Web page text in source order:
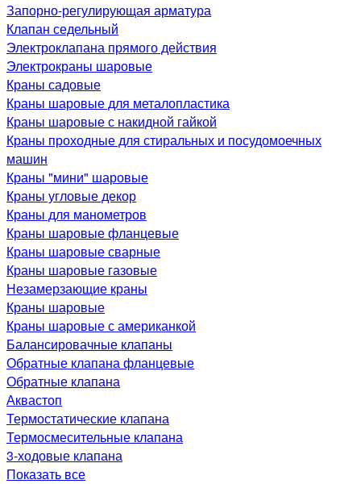
Запорно-регулирующая арматура
Клапан седельный
Электроклапана прямого действия
Электрокраны шаровые
Краны садовые
Краны шаровые для металопластика
Краны шаровые с накидной гайкой
Краны проходные для стиральных и посудомоечных
машин
Краны "мини" шаровые
Краны угловые декор
Краны для манометров
Краны шаровые фланцевые
Краны шаровые сварные
Краны шаровые газовые
Незамерзающие краны
Краны шаровые
Краны шаровые с американкой
Балансировачные клапаны
Обратные клапана фланцевые
Обратные клапана
Аквастоп
Термостатические клапана
Термосмесительные клапана
3-ходовые клапана
Показать все